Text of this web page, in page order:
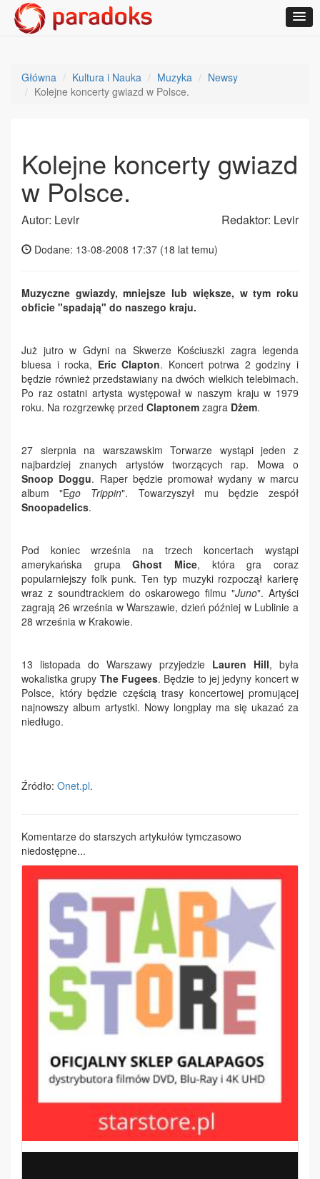
Główna Kultura i Nauka Muzyka
Newsy
Kolejne koncerty gwiazd w Polsce.
Kolejne koncerty gwiazd
w Polsce.
Autor: Levir Redaktor: Levir
Dodane: 13-08-2008 17:37 (18 lat temu)
Muzyczne gwiazdy, mniejsze lub większe, w tym roku
obficie "spadają" do naszego kraju.
Już jutro w Gdyni na Skwerze Kościuszki zagra legenda
bluesa i rocka, Eric Clapton. Koncert potrwa 2 godziny i
będzie również przedstawiany na dwóch wielkich telebimach.
Po raz ostatni artysta występował w naszym kraju w 1979
roku. Na rozgrzewkę przed Claptonem zagra Dżem.
27 sierpnia na warszawskim Torwarze wystąpi jeden z
najbardziej znanych artystów tworzących rap. Mowa o
Snoop Doggu. Raper będzie promował wydany w marcu
album "Ego Trippin". Towarzyszył mu będzie zespół
Snoopadelics.
Pod koniec września na trzech koncertach wystąpi
amerykańska grupaGhost Mice, która gra coraz
popularniejszy folk punk. Ten typ muzyki rozpoczął karierę
wraz z soundtrackiem do oskarowego filmu "Juno". Artyści
zagrają 26 września w Warszawie, dzień później w Lublinie a
28 września w Krakowie.
13 listopada do Warszawy przyjedzie Lauren Hill, była
wokalistka grupy The Fugees. Będzie to jej jedyny koncert w
Polsce, który będzie częścią trasy koncertowej promującej
najnowszy album artystki. Nowy longplay ma się ukazać za
niedługo.
Źródło: Onet.pl.
Komentarze do starszych artykułów tymczasowo
niedostępne...